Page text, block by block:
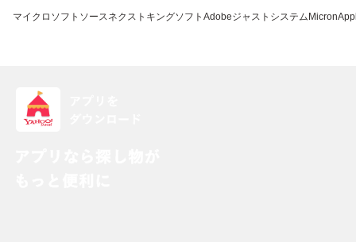
マイクロソフト ソースネクスト キングソフト Adobeジャストシステム Micron